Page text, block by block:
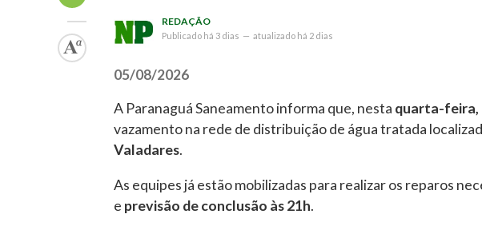
REDAÇÃO
Publicado há 3 dias — atualizado há 2 dias
05/08/2026
A Paranaguá Saneamento informa que, nesta quarta-feira,
vazamento na rede de distribuição de água tratada
Valadares.
As equipes já estão mobilizadas para realizar os reparos
e previsão de conclusão às 21h.